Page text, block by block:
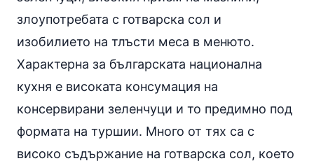
злоупотребата с готварска сол и
изобилието на тлъсти меса в менюто.
Характерна за българската национална
кухня е високата консумация на
консервирани зеленчуци и то предимно под
формата на туршии. Много от тях са с
високо съдържание на готварска сол, което